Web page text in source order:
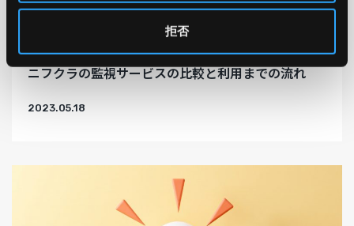
拒否
ニフクラの監視サービスの比較と利用までの流れ
2023.05.18